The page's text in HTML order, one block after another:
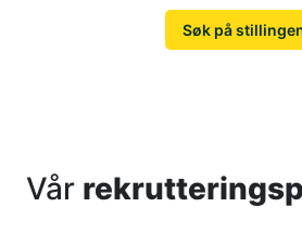
Søk på
Vår